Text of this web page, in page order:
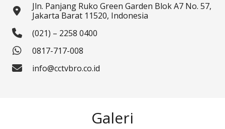
Jln. Panjang Ruko Green Garden Blok A7 No. 57,
Jakarta Barat 11520, Indonesia
(021) – 2258 0400
0817-717-008
info@cctvbro.co.id
Galeri